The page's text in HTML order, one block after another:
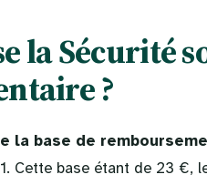
la Sécurité
?
la base de
Cette base étant de 23 €,